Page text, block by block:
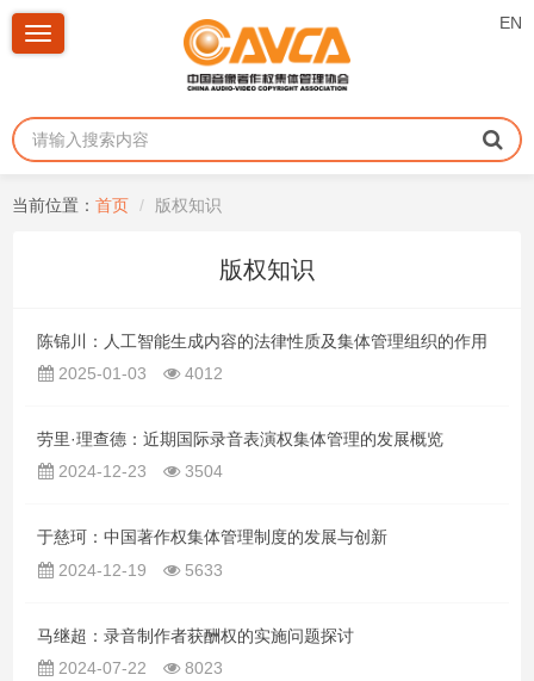
EN
Toggle
当前位置： 首页 版权知识
版权知识
陈锦川：人工智能生成内容的法律性质及集体管理组织的作用
2025-01-03
4012
劳里·理查德：近期国际录音表演权集体管理的发展概览
2024-12-23
3504
于慈珂：中国著作权集体管理制度的发展与创新
2024-12-19
5633
马继超：录音制作者获酬权的实施问题探讨
2024-07-22
8023